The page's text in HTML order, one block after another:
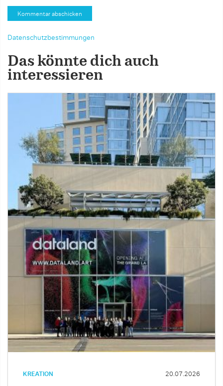
Datenschutzbestimmungen
Das könnte dich auch
interessieren
KREATION 20.07.2026